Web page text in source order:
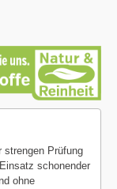
strengen Prüfung
schonender
ohne